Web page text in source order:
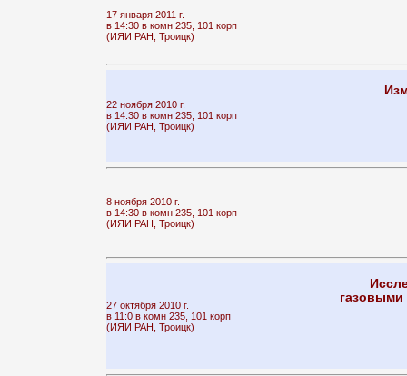
17 января 2011 г.
в 14:30 в комн 235, 101 корп
(ИЯИ РАН, Троицк)
22 ноября 2010 г.
в 14:30 в комн 235, 101 корп
(ИЯИ РАН, Троицк)
8 ноября 2010 г.
в 14:30 в комн 235, 101 корп
(ИЯИ РАН, Троицк)
27 октября 2010 г.
в 11:0 в комн 235, 101 корп
(ИЯИ РАН, Троицк)
газовыми